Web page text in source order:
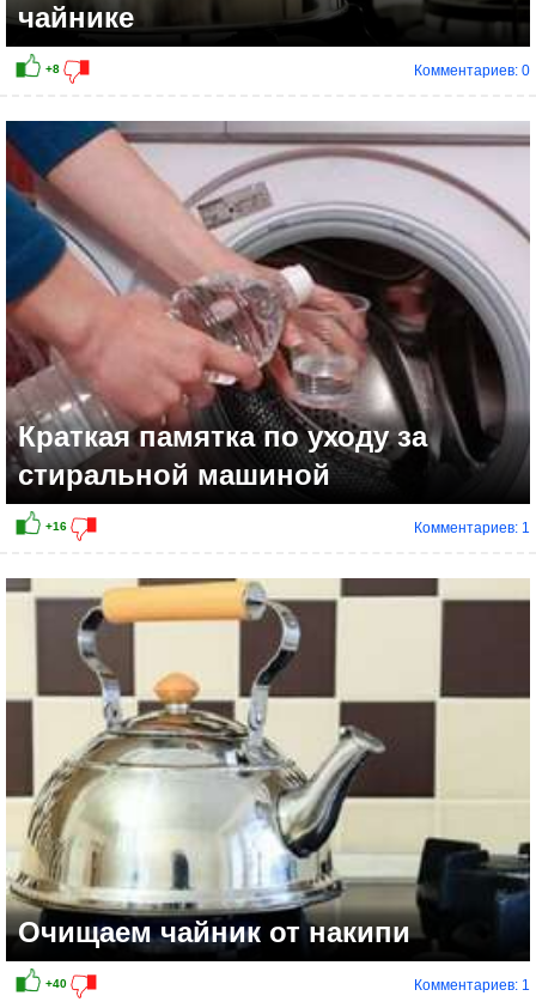
+14
чайнике
Комментариев: 0
Краткая памятка по уходу за
стиральной машиной
Комментариев: 1
Очищаем чайник от накипи
Комментариев: 1